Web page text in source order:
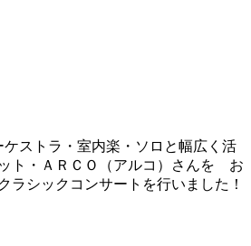
ストラ・室内楽・ソロと幅広く活
ト・ＡＲＣＯ（アルコ）さんを お
ラシックコンサートを行いました！